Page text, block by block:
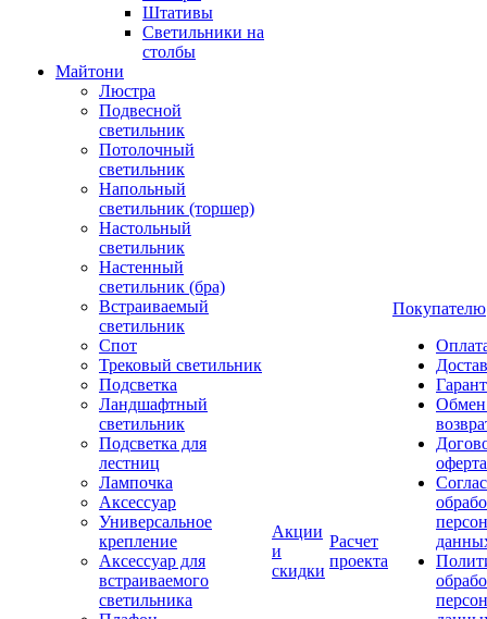
Штативы
Светильники на
столбы
Майтони
Люстра
Подвесной
светильник
Потолочный
светильник
Напольный
светильник (торшер)
Настольный
светильник
Настенный
светильник (бра)
Встраиваемый
светильник
Спот
Трековый светильник
Подсветка
Ландшафтный
светильник
Подсветка для
лестниц
Лампочка
Аксессуар
Универсальное
крепление
Аксессуар для
встраиваемого
светильника
Акции
и
скидки
Расчет
проекта
Покупателю
оферта